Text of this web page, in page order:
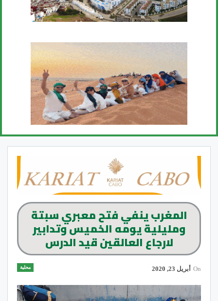
المغرب ينفي فتح معبري سبتة
ومليلية يومه الخميس وتدابير
لارجاع العالقين قيد الدرس
محلية On أبريل 23, 2020